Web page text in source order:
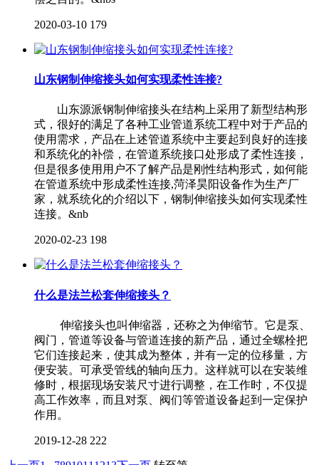
2020-03-10 179
山东钢制伸缩接头如何实现柔性连接?
山东源派钢制伸缩接头在结构上采用了新型结构形
式，很好的满足了各种工业管道系统工程中对于产品的
使用需求，产品在上述管道系统中主要起到良好的连接
和系统化的补偿，在管道系统接口处形成了柔性连接，
但是很多使用用户不了解产品是刚性结构形式，如何能
在管道系统中形成柔性连接,菏泽昊阳设备作为生产厂
家，就系统化的介绍以下，钢制伸缩接头如何实现柔性
连接。&nb
2020-02-23 198
什么是法兰松套伸缩接头？
伸缩接头也叫伸缩器，还称之为伸缩节。它是泵、
阀门，管道等设备与管道连接的新产品，通过全螺栓把
它们连接起来，使其成为整体，并有一定的位移量，方
便安装。可承受管线的轴向压力。这样就可以在安装维
修时，根据现场安装尺寸进行调整，在工作时，不仅提
高工作效率，而且对泵、阀们等管道设备起到一定保护
作用。
2019-12-28 222